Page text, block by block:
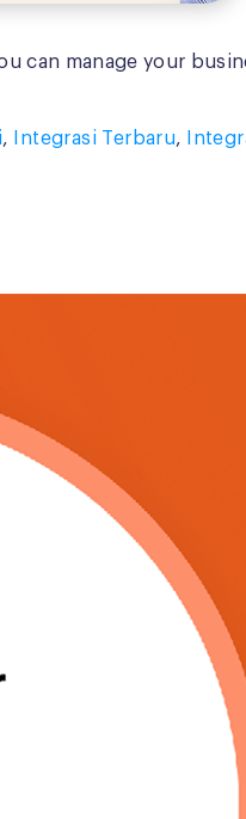
manage your
, Integrasi Terbaru,